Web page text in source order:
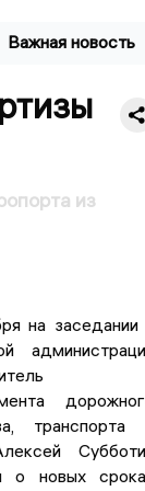
Важная новость
из
на заседании
транспорта
о новых